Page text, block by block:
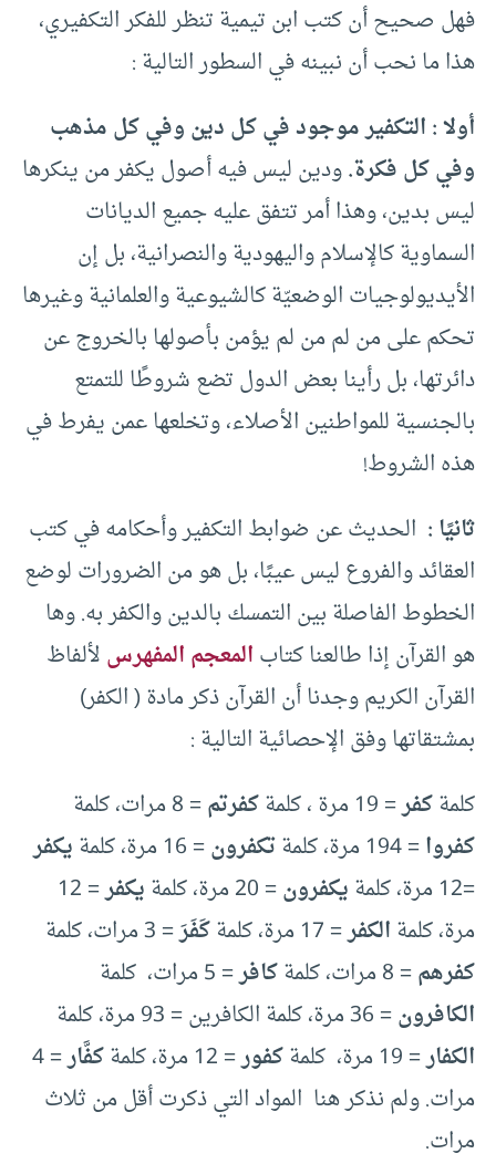
فهل صحيح أن كتب ابن تيمية تنظر للفكر التكفيري،
هذا ما نحب أن نبينه في السطور التالية :
أولا : التكفير موجود في كل دين وفي كل مذهب
وفي كل فكرة.ودين ليس فيه أصول يكفر من ينكرها
ليس بدين، وهذا أمر تتفق عليه جميع الديانات
السماوية كالإسلام واليهودية والنصرانية، بل إن
الأيديولوجيات الوضعيّة كالشيوعية والعلمانية وغيرها
تحكم على من لم من لم يؤمن بأصولها بالخروج عن
دائرتها، بل رأينا بعض الدول تضع شروطًا للتمتع
بالجنسية للمواطنين الأصلاء، وتخلعها عمن يفرط في
هذه الشروط!
ثانيًا : الحديث عن ضوابط التكفير وأحكامه في كتب
العقائد والفروع ليس عيبًا، بل هو من الضرورات لوضع
الخطوط الفاصلة بين التمسك بالدين والكفر به. وها
هو القرآن إذا طالعنا كتابالمعجم المفهرسلألفاظ
القرآن الكريم وجدنا أن القرآن ذكر مادة ( الكفر)
بمشتقاتها وفق الإحصائية التالية :
كلمةكفر= 19 مرة ، كلمة كفرتم= 8 مرات، كلمة
كفروا= 194 مرة، كلمة تكفرون= 16 مرة، كلمة
يكفر
=12 مرة، كلمة
يكفرون= 20 مرة، كلمة يكفر
= 12
مرة، كلمةالكفر= 17 مرة، كلمة كَفَرَ= 3 مرات، كلمة
كفرهم= 8 مرات، كلمة كافر= 5 مرات، كلمة
الكافرون= 36 مرة، كلمة الكافرين = 93 مرة، كلمة
الكفار= 19 مرة، كلمة كفور= 12 مرة، كلمة كفَّار = 4
مرات. ولم نذكر هنا المواد التي ذكرت أقل من ثلاث
مرات.